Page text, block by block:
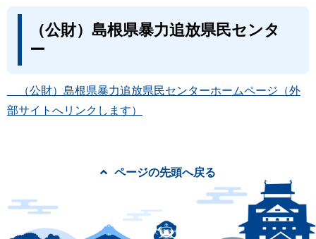
（公財）島根県暴力追放県民センタ
ー
（公財）島根県暴力追放県民センターホームページ（外
部サイトへリンクします）
ページの先頭へ戻る